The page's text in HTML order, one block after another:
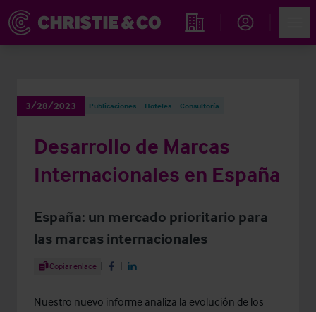
Propiedades
3/28/2023 Publicaciones Hoteles Consultoría
Desarrollo de Marcas
Internacionales en España
España: un mercado prioritario para
las marcas internacionales
Share Article
Copiar enlace Share on Facebook
Share on LinkedIn
Nuestro nuevo informe analiza la evolución de los